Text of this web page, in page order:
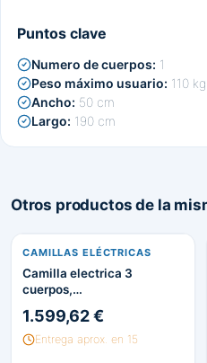
Puntos clave
Numero de cuerpos: 1
Peso máximo usuario: 110 kg
Ancho: 50 cm
Largo: 190 cm
Otros productos de la
CAMILLAS ELÉCTRICAS
Camilla electrica 3
cuerpos,
elegir
1.599,62 €
Entrega aprox. en 15